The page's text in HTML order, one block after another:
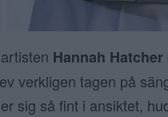
Hannah Hatcher
verkligen tagen på
sig så fint i ansiktet,